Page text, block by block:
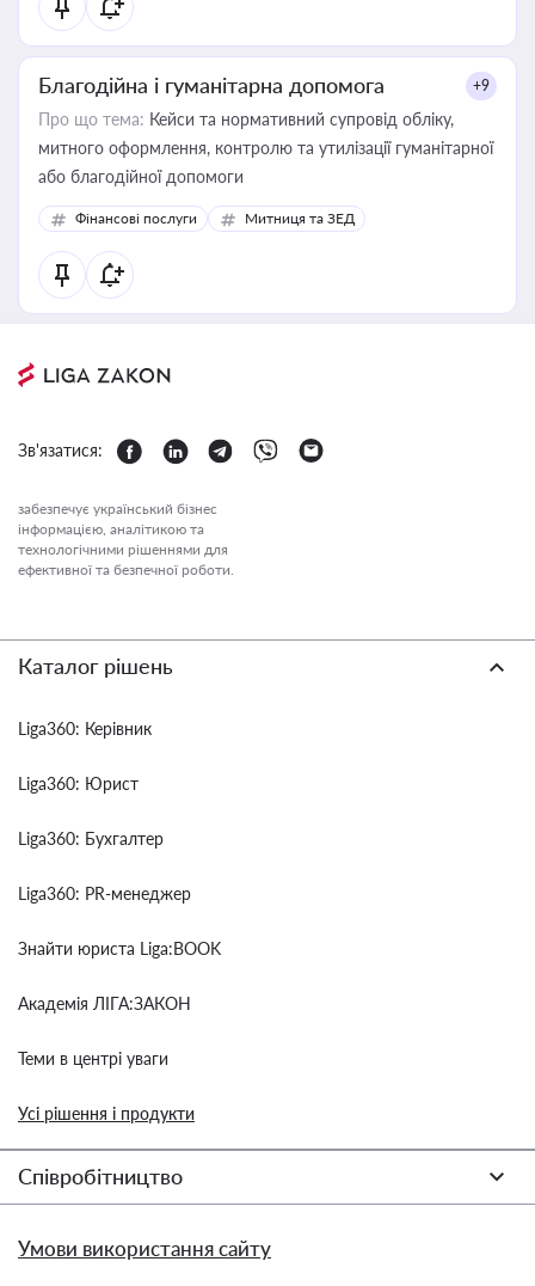
Благодійна і гуманітарна допомога +9
Про що тема: Кейси та нормативний супровід обліку,
митного оформлення, контролю та утилізації гуманітарної
або благодійної допомоги
Фінансові послуги Митниця та ЗЕД
Зв'язатися:
забезпечує український бізнес
інформацією, аналітикою та
технологічними рішеннями для
ефективної та безпечної роботи.
Каталог рішень
Liga360: Керівник
Liga360: Юрист
Liga360: Бухгалтер
Liga360: PR-менеджер
Знайти юриста Liga:BOOK
Академія ЛІГА:ЗАКОН
Теми в центрі уваги
Усі рішення і продукти
Співробітництво
Умови використання сайту